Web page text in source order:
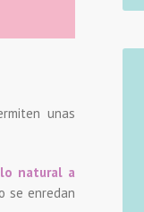
unas
natural a
se enredan